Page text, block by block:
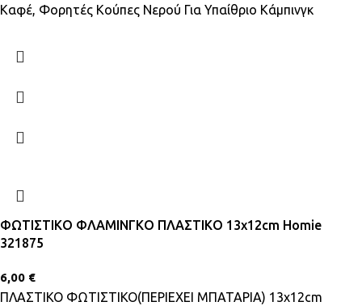
Καφέ, Φορητές Κούπες Νερού Για Υπαίθριο Κάμπινγκ
ΦΩΤΙΣΤΙΚΟ ΦΛΑΜΙΝΓΚΟ ΠΛΑΣΤΙΚΟ 13x12cm Homie
321875
6,00 €
ΠΛΑΣΤΙΚΟ ΦΩΤΙΣΤΙΚΟ(ΠΕΡΙΕΧΕΙ ΜΠΑΤΑΡΙΑ) 13x12cm